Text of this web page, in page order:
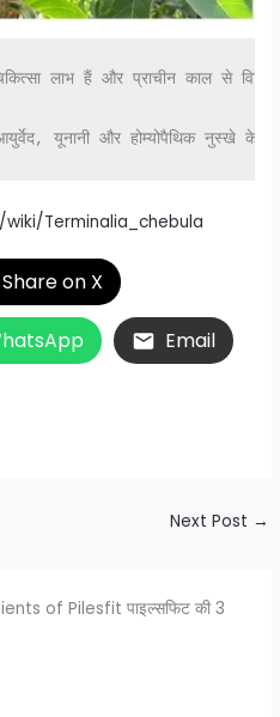
लाभ हैं और प्राचीन काल से
यूनानी और होम्योपैथिक नुस्खे
Terminalia_chebula
Share on X
Email
Next Post →
of Pilesfit पाइल्सफिट की 3